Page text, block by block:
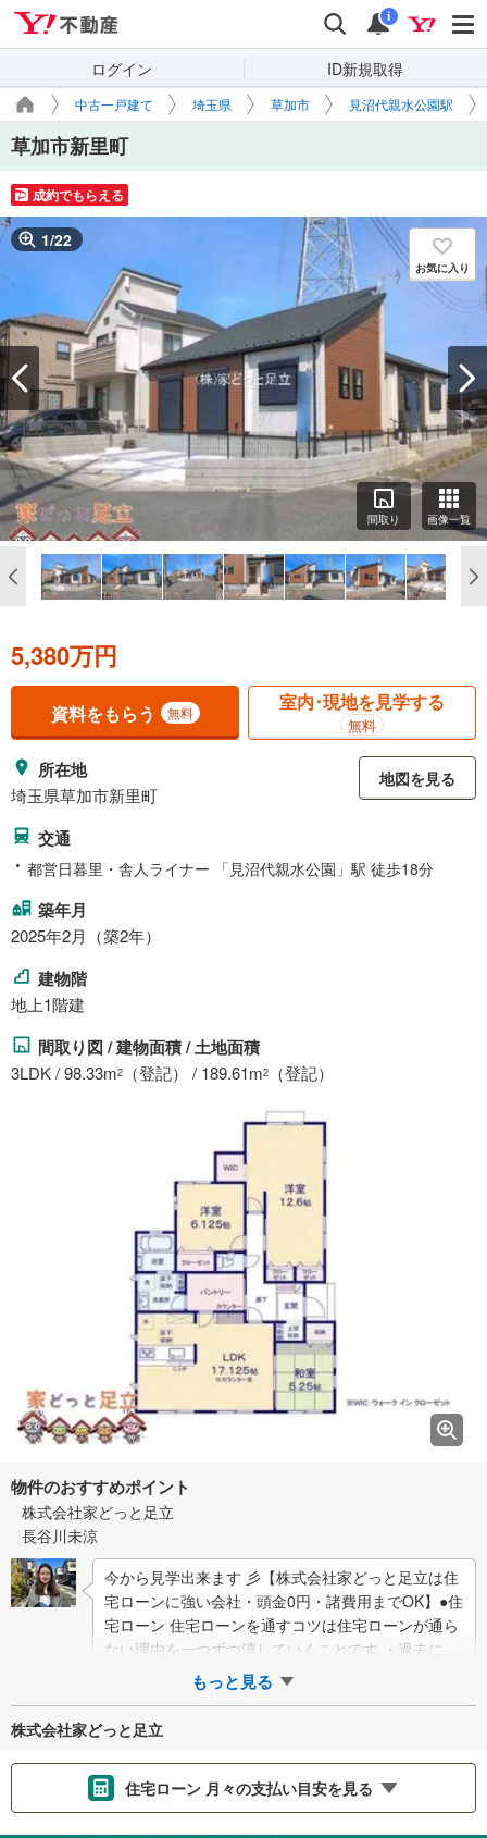
検索 通知
i
ログイン ID新規取得
中古一戸建て 埼玉県 草加市 見沼代親水公園駅
草加市新里町
成約でもらえる
1/22
お気に入り
間取り 画像一覧
5,380万円
資料をもらう 無料 室内･現地を見学する
無料
所在地
埼玉県草加市新里町
地図を見る
交通
都営日暮里・舎人ライナー 「見沼代親水公園」駅 徒歩18分
築年月
2025年2月（築2年）
建物階
地上1階建
間取り図 / 建物面積 / 土地面積
3LDK / 98.33m2 （登記） / 189.61m2 （登記）
物件のおすすめポイント
株式会社家どっと足立
長谷川未涼
今から見学出来ます 彡【株式会社家どっと足立は住
宅ローンに強い会社・頭金0円・諸費用までOK】●住
宅ローン 住宅ローンを通すコツは住宅ローンが通ら
ない理由を一つずつ潰していくことです ・過去に延
滞があった・現在も借入がある・年齢が…
もっと見る
株式会社家どっと足立
住宅ローン 月々の支払い目安を見る